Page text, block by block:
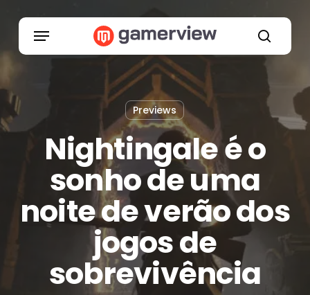
search
Menu
Previews
Nightingale é o
sonho de uma
noite de verão dos
jogos de
sobrevivência